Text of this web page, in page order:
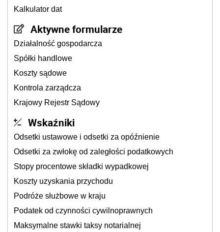
Kalkulator dat
Aktywne formularze
Działalność gospodarcza
Spółki handlowe
Koszty sądowe
Kontrola zarządcza
Krajowy Rejestr Sądowy
Wskaźniki
Odsetki ustawowe i odsetki za opóźnienie
Odsetki za zwłokę od zaległości podatkowych
Stopy procentowe składki wypadkowej
Koszty uzyskania przychodu
Podróże służbowe w kraju
Podatek od czynności cywilnoprawnych
Maksymalne stawki taksy notarialnej